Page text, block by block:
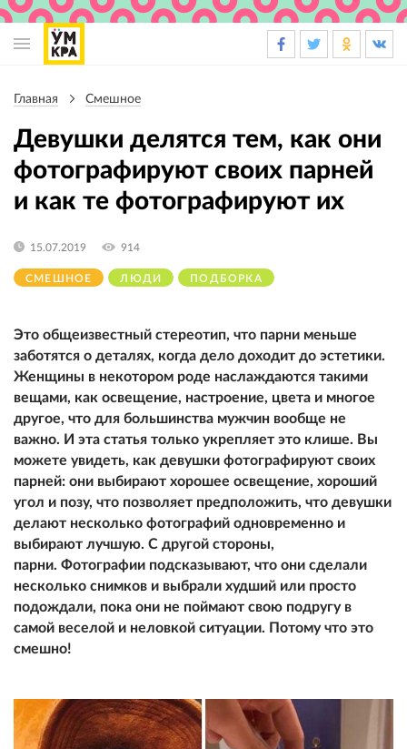
навигации
Главная Смешное
Девушки делятся тем, как они
фотографируют своих парней
и как те фотографируют их
СМЕШНОЕ ЛЮДИ ПОДБОРКА
15.07.2019 914
Это общеизвестный стереотип, что парни меньше
заботятся о деталях, когда дело доходит до эстетики.
Женщины в некотором роде наслаждаются такими
вещами, как освещение, настроение, цвета и многое
другое, что для большинства мужчин вообще не
важно. И эта статья только укрепляет это клише. Вы
можете увидеть, как девушки фотографируют своих
парней: они выбирают хорошее освещение, хороший
угол и позу, что позволяет предположить, что девушки
делают несколько фотографий одновременно и
выбирают лучшую. С другой стороны,
парни. Фотографии подсказывают, что они сделали
несколько снимков и выбрали худший или просто
подождали, пока они не поймают свою подругу в
самой веселой и неловкой ситуации. Потому что это
смешно!